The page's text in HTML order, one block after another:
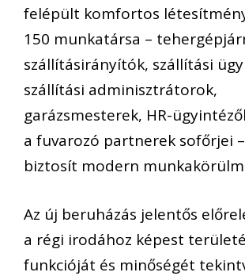
felépült komfortos
150 munkatársa –
szállításirányítók, szállítási
szállítási adminisztrátorok,
garázsmesterek, HR-
a fuvarozó partnerek sofőrjei
biztosít modern
Az új beruházás jelentős
a régi irodához képest
funkcióját és minőségét